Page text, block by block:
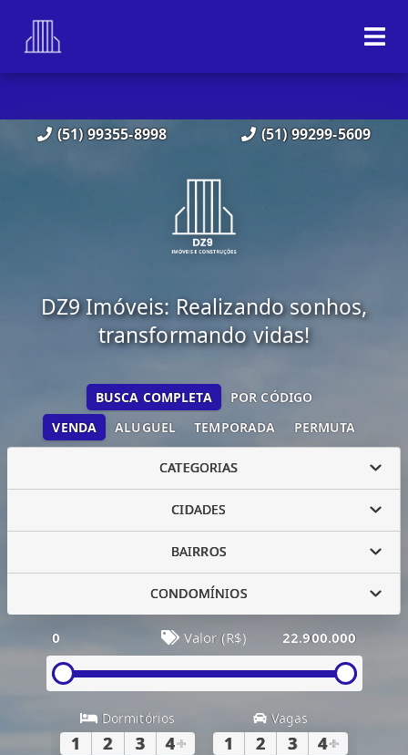
(51) 99355-8998 (51) 99299-5609
DZ9 Imóveis: Realizando sonhos,
transformando vidas!
VENDA ALUGUEL TEMPORADA PERMUTA
BUSCA COMPLETA POR CÓDIGO
CATEGORIAS
CIDADES
BAIRROS
CONDOMÍNIOS
0 Valor (R$) 22.900.000
Dormitórios
1 2 3 4+
Vagas
1 2 3 4+